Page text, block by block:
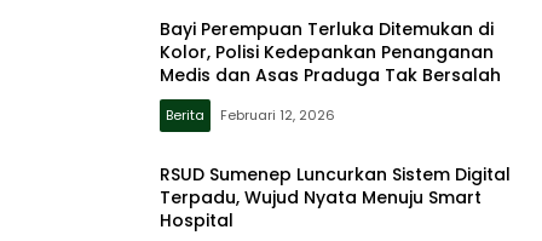
Bayi Perempuan Terluka Ditemukan di
Kolor, Polisi Kedepankan Penanganan
Medis dan Asas Praduga Tak Bersalah
Berita Februari 12, 2026
RSUD Sumenep Luncurkan Sistem Digital
Terpadu, Wujud Nyata Menuju Smart
Hospital